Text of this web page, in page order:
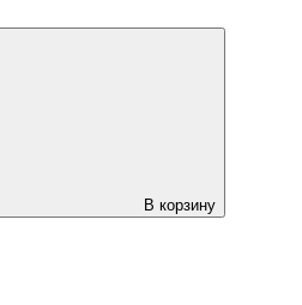
В корзину